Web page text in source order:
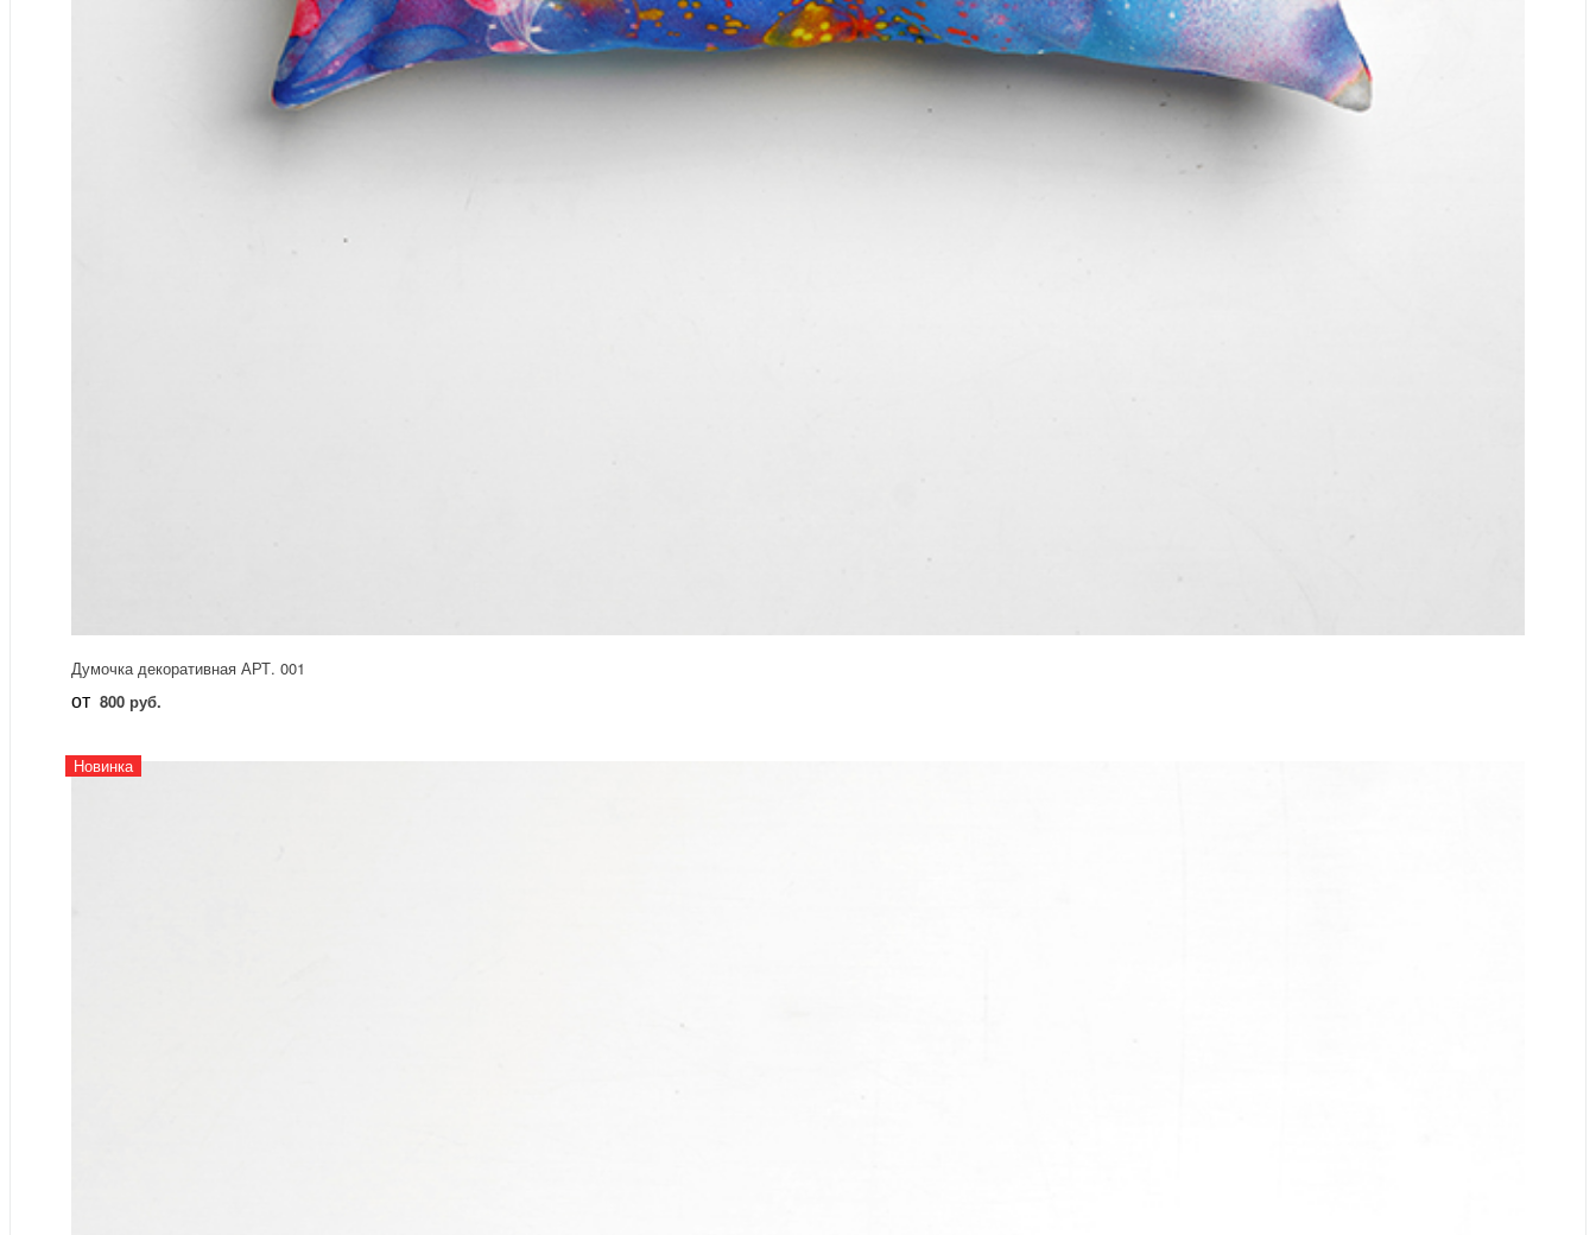
Думочка декоративная АРТ. 001
от 800 руб.
Новинка